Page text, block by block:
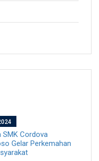
SMK Cordova
Gelar Perkemahan